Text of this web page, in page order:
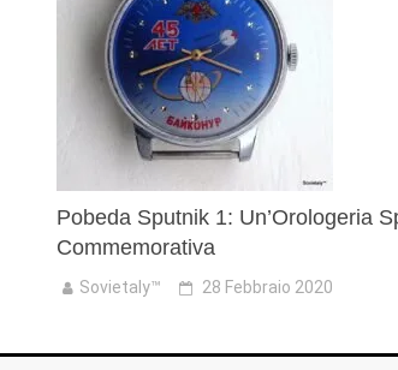
Pobeda Sputnik 1: Un’Orologeria
Commemorativa
Sovietaly™ 28 Febbraio 2020